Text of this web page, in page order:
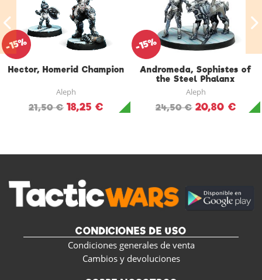
Hector, Homerid Champion
Aleph
21,50 € 18,25 €
-15%
Andromeda, Sophistes of
the Steel Phalanx
(Submachine Gun)
Aleph
24,50 € 20,80 €
-15%
CONDICIONES DE USO
Condiciones generales de venta
Cambios y devoluciones